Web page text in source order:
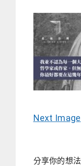
Next Image
分享你的想法